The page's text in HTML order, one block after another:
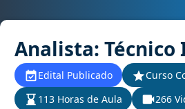
Analista: Técnico
Edital Publicado
Curso
113 Horas de Aula
266